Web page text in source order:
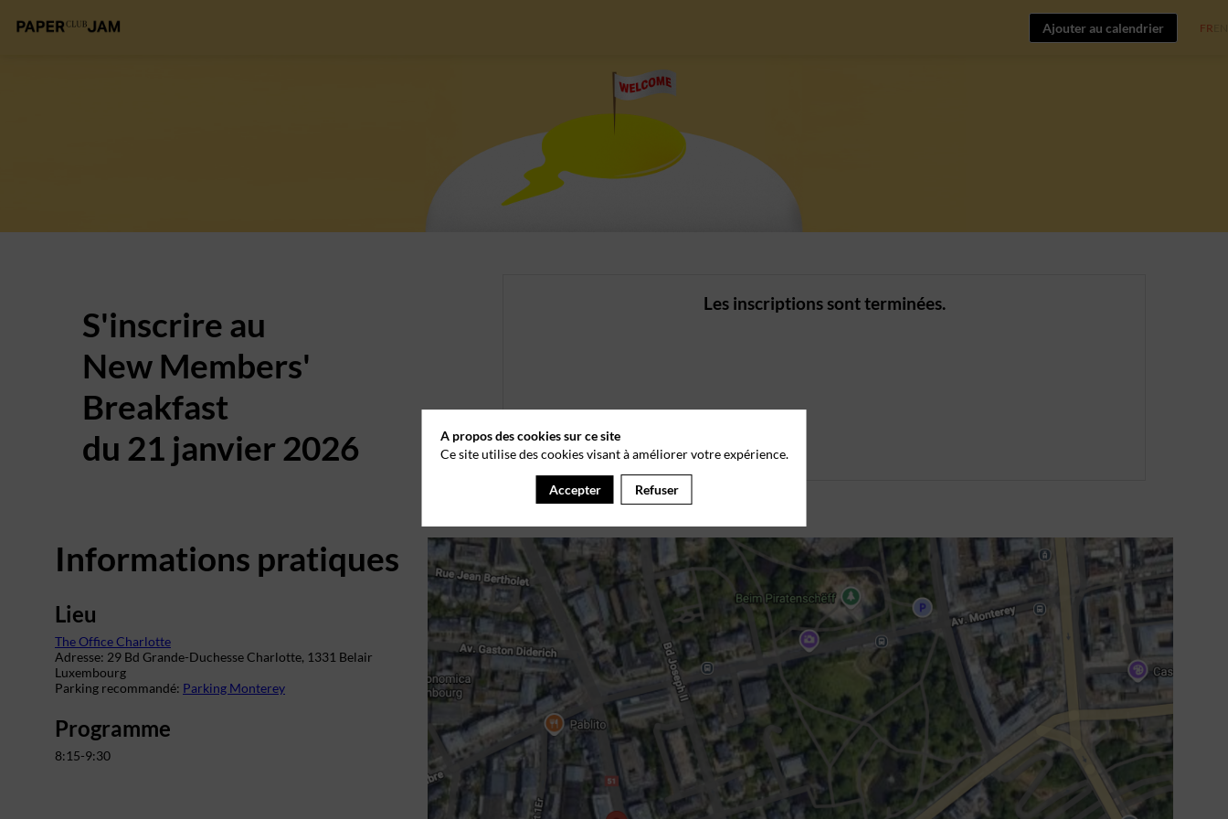
Ajouter au calendrier FR
S'inscrire au
New Members'
Breakfast
du 21 janvier 2026
Les inscriptions sont terminées.
Informations pratiques
Lieu
The Office Charlotte
Adresse: 29 Bd Grande-Duchesse Charlotte, 1331 Belair
Luxembourg
Parking recommandé: Parking Monterey
Programme
8:15-9:30
A propos des cookies sur ce site
Ce site utilise des cookies visant à améliorer votre expérience.
Accepter Refuser